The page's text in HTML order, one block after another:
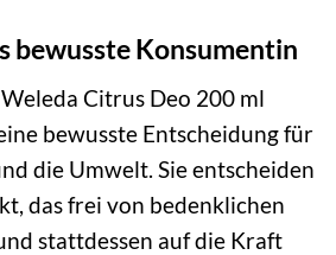
bewusste Konsumentin
Citrus Deo 200 ml
bewusste Entscheidung für
die Umwelt. Sie entscheiden
das frei von bedenklichen
stattdessen auf die Kraft